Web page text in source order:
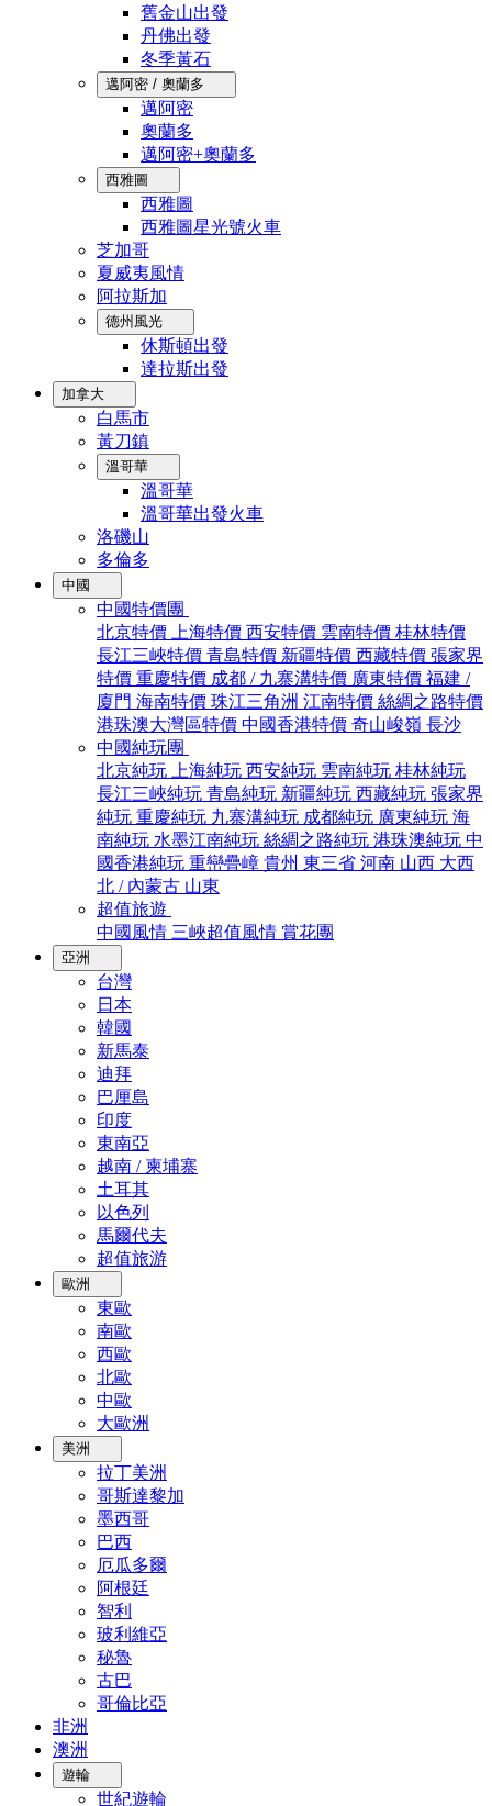
舊金山出發
丹佛出發
冬季黃石
邁阿密 / 奧蘭多
邁阿密
奧蘭多
邁阿密+奧蘭多
西雅圖
西雅圖
西雅圖星光號火車
芝加哥
夏威夷風情
阿拉斯加
德州風光
休斯頓出發
達拉斯出發
加拿大
白馬市
黃刀鎮
溫哥華
溫哥華
溫哥華出發火車
洛磯山
多倫多
中國
中國特價團
北京特價
上海特價 西安特價 雲南特價 桂林特價
長江三峽特價 青島特價 新疆特價 西藏特價 張家界
特價 重慶特價 成都 / 九寨溝特價 廣東特價 福建 /
廈門 海南特價 珠江三角洲 江南特價 絲綢之路特價
港珠澳大灣區特價 中國香港特價 奇山峻嶺 長沙
中國純玩團
北京純玩
上海純玩 西安純玩 雲南純玩 桂林純玩
長江三峽純玩 青島純玩 新疆純玩 西藏純玩 張家界
純玩 重慶純玩 九寨溝純玩 成都純玩 廣東純玩 海
南純玩 水墨江南純玩 絲綢之路純玩 港珠澳純玩 中
國香港純玩 重巒疊嶂 貴州 東三省 河南 山西 大西
北 / 內蒙古 山東
超值旅遊
中國風情 三峽超值風情 賞花團
亞洲
台灣
日本
韓國
新馬泰
迪拜
巴厘島
印度
東南亞
越南 / 柬埔寨
土耳其
以色列
馬爾代夫
超值旅游
歐洲
東歐
南歐
西歐
北歐
中歐
大歐洲
美洲
拉丁美洲
哥斯達黎加
墨西哥
巴西
厄瓜多爾
阿根廷
智利
玻利維亞
秘魯
古巴
哥倫比亞
非洲
澳洲
遊輪
世紀遊輪